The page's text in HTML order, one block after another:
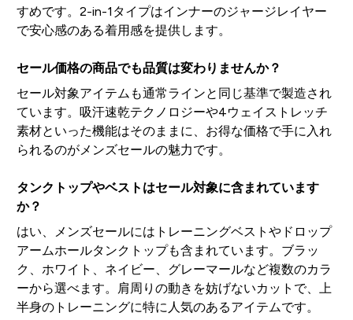
すめです。2-in-1タイプはインナーのジャージレイヤー
で安心感のある着用感を提供します。
セール価格の商品でも品質は変わりませんか？
セール対象アイテムも通常ラインと同じ基準で製造され
ています。吸汗速乾テクノロジーや4ウェイストレッチ
素材といった機能はそのままに、お得な価格で手に入れ
られるのがメンズセールの魅力です。
タンクトップやベストはセール対象に含まれています
か？
はい、メンズセールにはトレーニングベストやドロップ
アームホールタンクトップも含まれています。ブラッ
ク、ホワイト、ネイビー、グレーマールなど複数のカラ
ーから選べます。肩周りの動きを妨げないカットで、上
半身のトレーニングに特に人気のあるアイテムです。